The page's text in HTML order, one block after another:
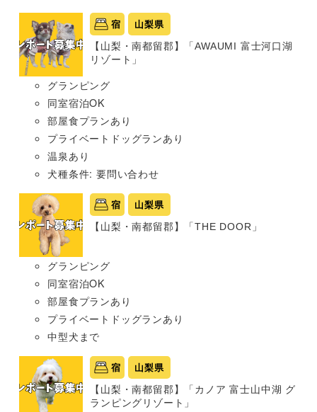
宿 山梨県
【山梨・南都留郡】「AWAUMI 富士河口湖
リゾート」
グランピング
同室宿泊OK
部屋食プランあり
プライベートドッグランあり
温泉あり
犬種条件: 要問い合わせ
宿 山梨県
【山梨・南都留郡】「THE DOOR」
グランピング
同室宿泊OK
部屋食プランあり
プライベートドッグランあり
中型犬まで
宿 山梨県
【山梨・南都留郡】「カノア 富士山中湖 グ
ランピングリゾート」